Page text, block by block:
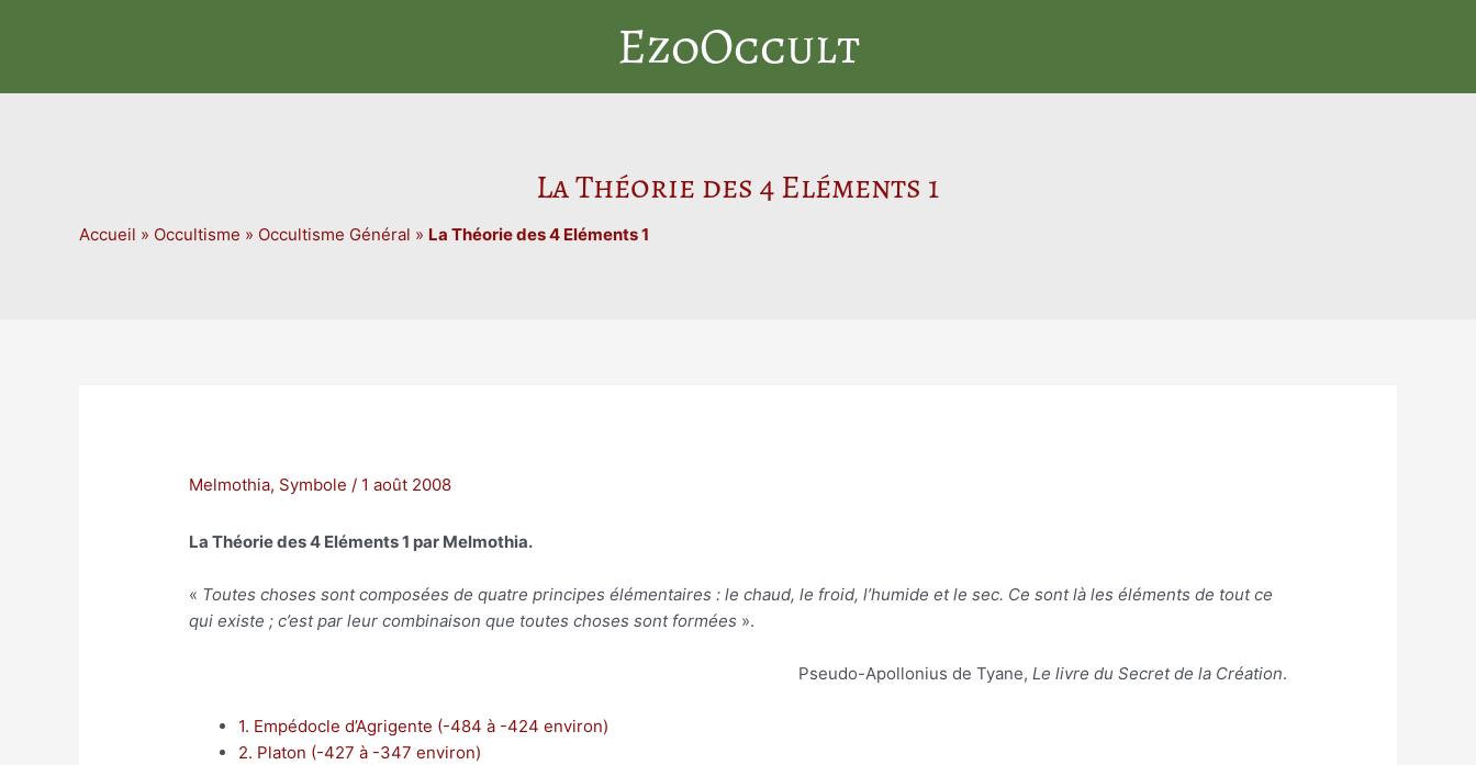
EzoOccult
La Théorie des 4 Eléments 1
Accueil » Occultisme » Occultisme Général » La Théorie des 4 Eléments 1
Melmothia, Symbole / 1 août 2008
La Théorie des 4 Eléments 1 par Melmothia.
« Toutes choses sont composées de quatre principes élémentaires : le chaud, le froid, l’humide et le sec. Ce sont là les éléments de tout ce
qui existe ; c’est par leur combinaison que toutes choses sont formées ».
Pseudo-Apollonius de Tyane, Le livre du Secret de la Création.
1. Empédocle d’Agrigente (-484 à -424 environ)
2. Platon (-427 à -347 environ)